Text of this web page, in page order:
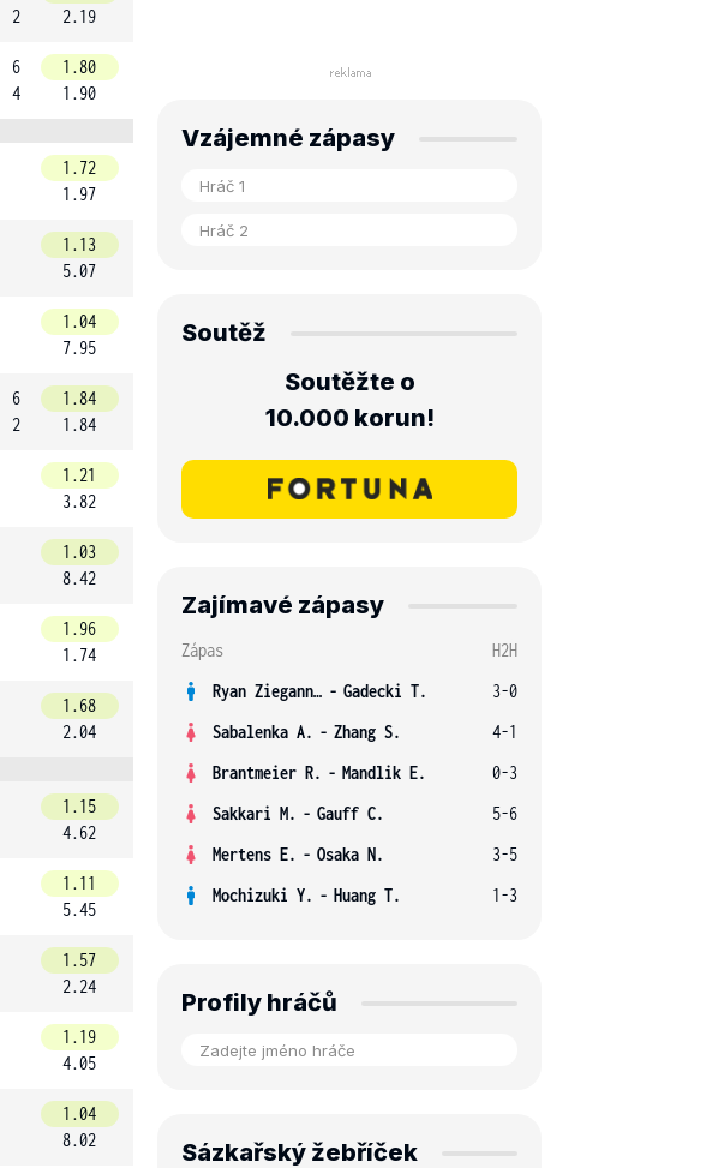
2
2.19
6
4
1.80
1.90
1.72
1.97
1.13
5.07
1.04
7.95
6
2
1.84
1.84
1.21
3.82
1.03
8.42
1.96
1.74
1.68
2.04
1.15
4.62
1.11
5.45
1.57
2.24
1.19
4.05
1.04
8.02
Vzájemné zápasy
Soutěž
Soutěžte o
10.000 korun!
Zajímavé zápasy
Zápas
H2H
Ryan Ziegann S. - Gadecki T.
3-0
Sabalenka A. - Zhang S.
4-1
Brantmeier R. - Mandlik E.
0-3
Sakkari M. - Gauff C.
5-6
Mertens E. - Osaka N.
3-5
Mochizuki Y. - Huang T. 1-3
Profily hráčů
Sázkařský žebříček